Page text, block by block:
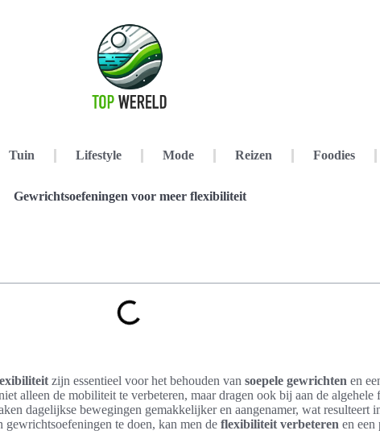
Tuin Lifestyle Mode Reizen Foodies
Gewrichtsoefeningen voor meer flexibiliteit
zijn essentieel voor het behouden van soepele gewrichten en
alleen de mobiliteit te verbeteren, maar dragen ook bij aan de algehele
dagelijkse bewegingen gemakkelijker en aangenamer, wat resulteert
te doen, kan men de flexibiliteit verbeteren en een